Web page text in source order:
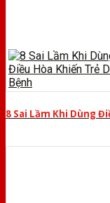
8 Sai Lầm Khi Dùng